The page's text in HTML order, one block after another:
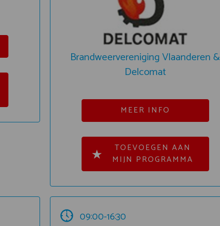
Brandweervereniging Vlaanderen &
Delcomat
MEER INFO
TOEVOEGEN AAN
MIJN PROGRAMMA
09:00-16:30